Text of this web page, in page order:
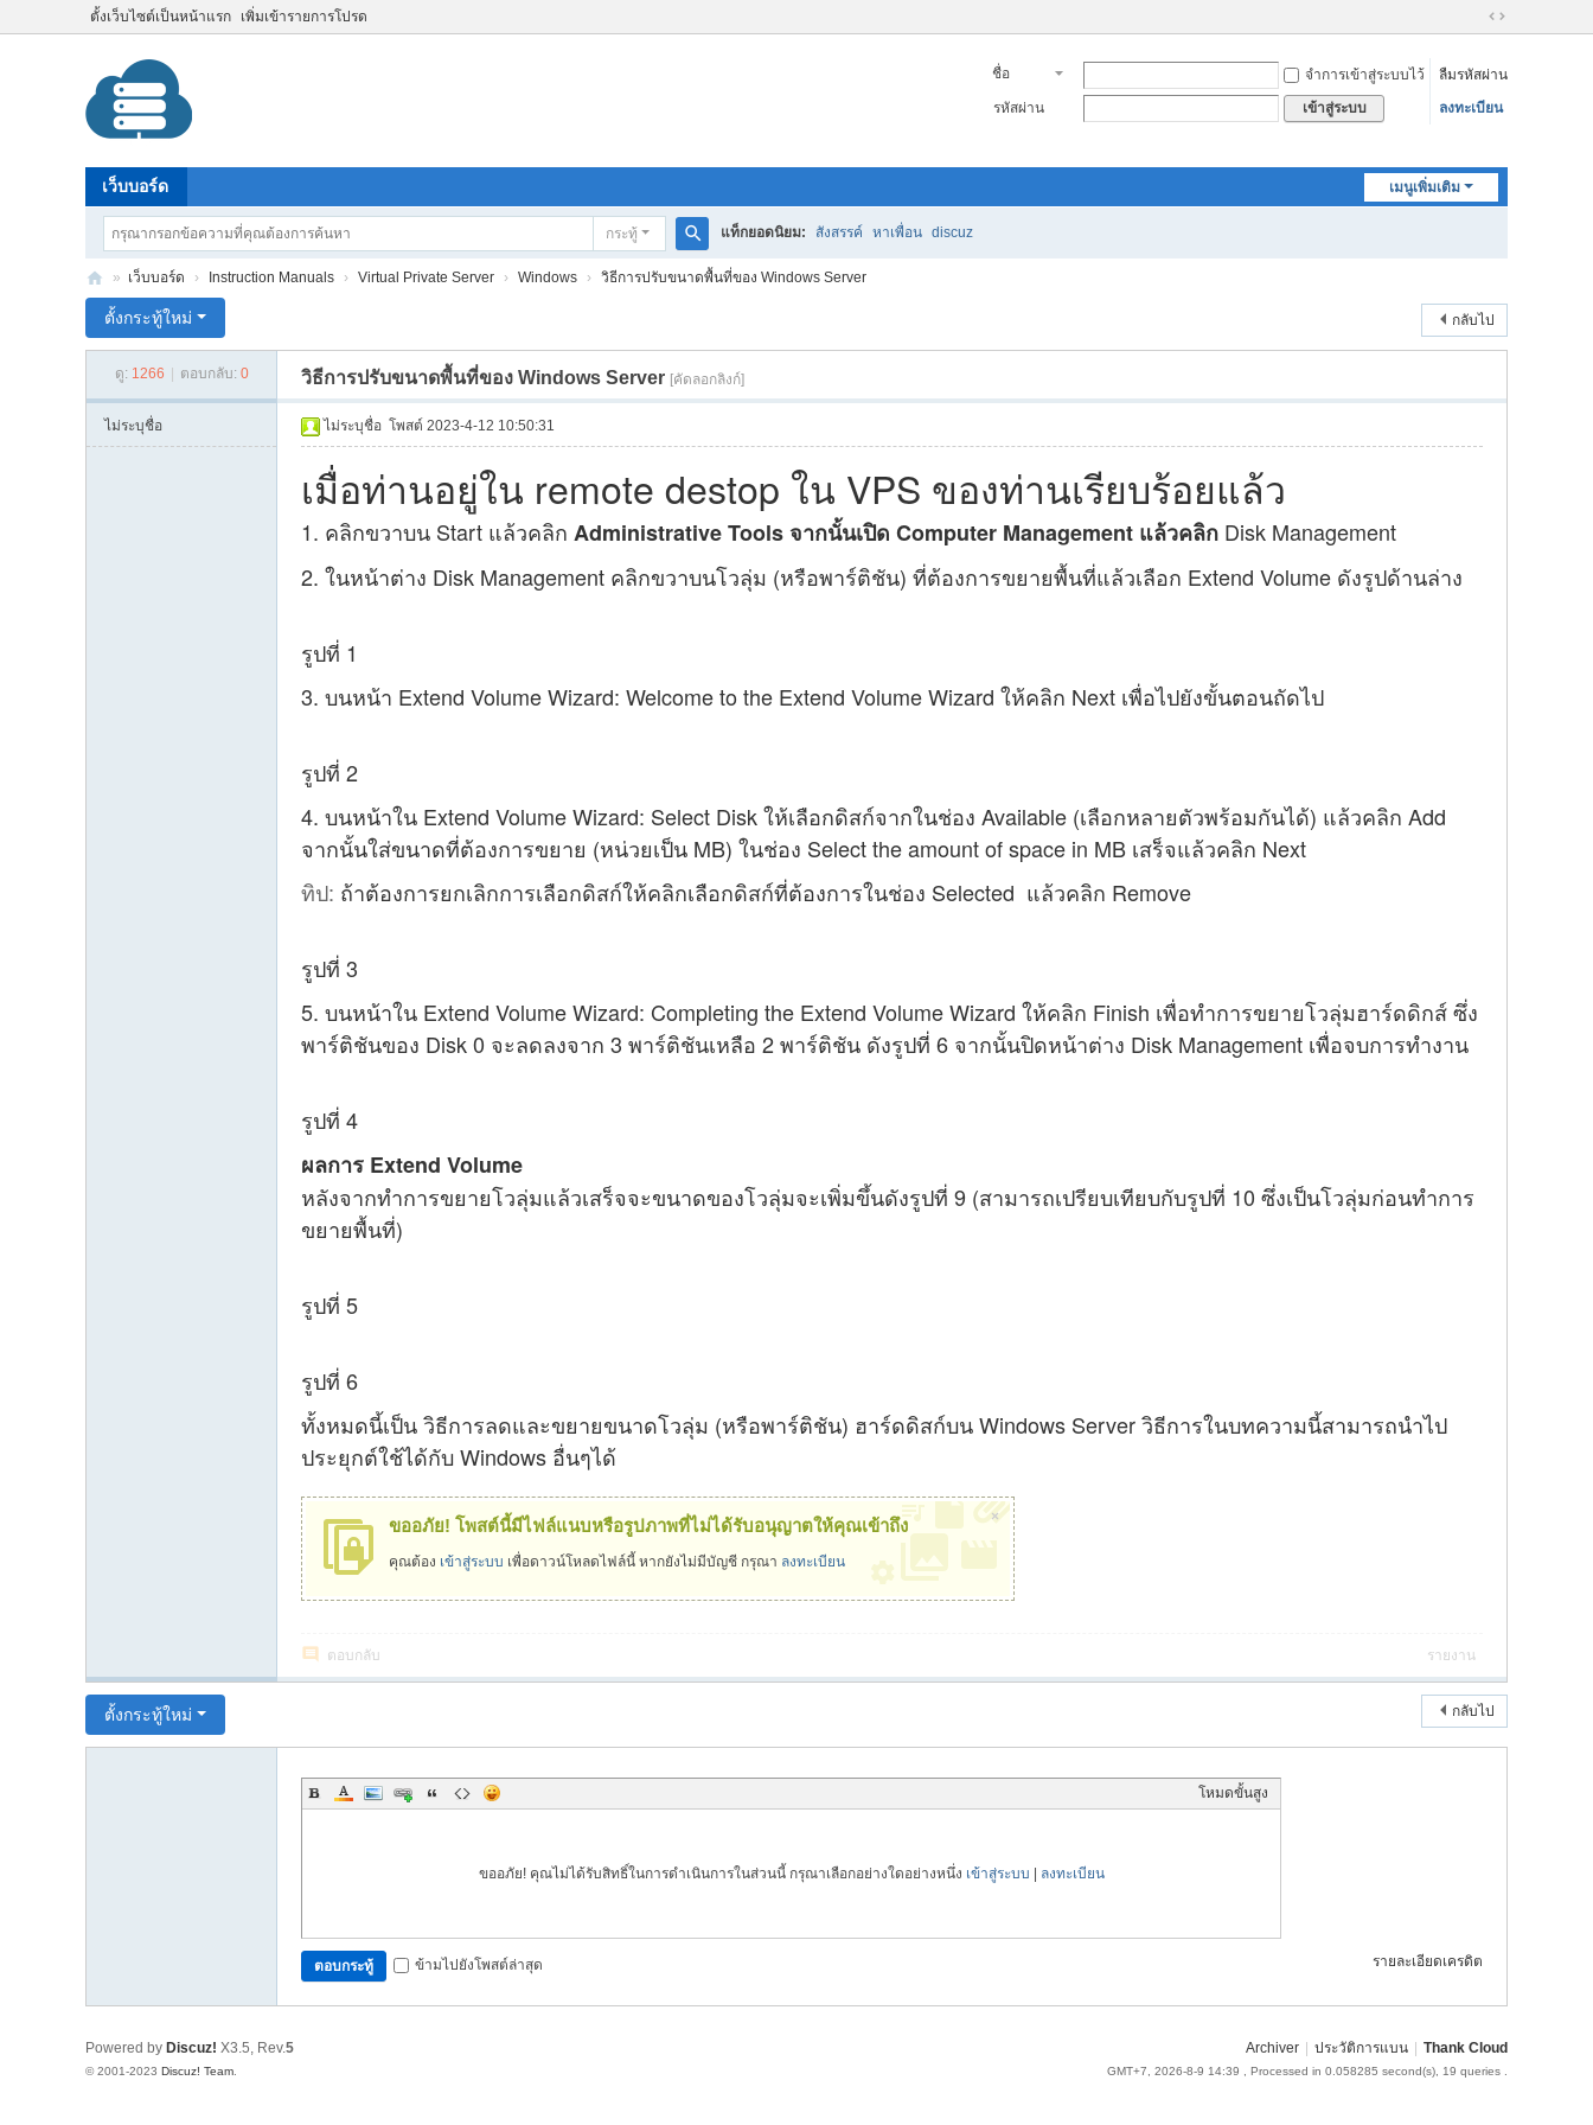
ตั้งเว็บไซต์เป็นหน้าแรก เพิ่มเข้ารายการโปรด
ข
า
ด
ก
า
ชื่อ
สมาชิก
จำการเข้าสู่ระบบไว้
ลืมรหัสผ่าน
รหัสผ่าน
เข้าสู่ระบบ ลงทะเบียน
เมนูเพิ่มเติม
เว็บบอร์ด
กระทู้
ค
า
แท็กยอดนิยม: สังสรรค์ หาเพื่อน discuz
ha
Cl
ou
» เว็บบอร์ด › Instruction Manuals › Virtual Private Server › Windows › วิธีการปรับขนาดพื้นที่ของ Windows Server
กลับไป
ตั้งกระทู้ใหม่
ดู: 1266 ตอบกลับ: 0 วิธีการปรับขนาดพื้นที่ของ Windows Server [คัดลอกลิงก์]
ไม่ระบุชื่อ ไม่ระบุชื่อ โพสต์ 2023-4-12 10:50:31
เมื่อท่านอยู่ใน remote destop ใน VPS ของท่านเรียบร้อยแล้ว
1. คลิกขวาบน Start แล้วคลิก Administrative Tools จากนั้นเปิด Computer Management แล้วคลิก Disk Management
2. ในหน้าต่าง Disk Management คลิกขวาบนโวลุ่ม (หรือพาร์ติชัน) ที่ต้องการขยายพื้นที่แล้วเลือก Extend Volume ดังรูปด้านล่าง
รูปที่ 1
3. บนหน้า Extend Volume Wizard: Welcome to the Extend Volume Wizard ให้คลิก Next เพื่อไปยังขั้นตอนถัดไป
รูปที่ 2
4. บนหน้าใน Extend Volume Wizard: Select Disk ให้เลือกดิสก์จากในช่อง Available (เลือกหลายตัวพร้อมกันได้) แล้วคลิก Add
จากนั้นใส่ขนาดที่ต้องการขยาย (หน่วยเป็น MB) ในช่อง Select the amount of space in MB เสร็จแล้วคลิก Next
ทิป: ถ้าต้องการยกเลิกการเลือกดิสก์ให้คลิกเลือกดิสก์ที่ต้องการในช่อง Selected แล้วคลิก Remove
รูปที่ 3
5. บนหน้าใน Extend Volume Wizard: Completing the Extend Volume Wizard ให้คลิก Finish เพื่อทำการขยายโวลุ่มฮาร์ดดิกส์ ซึ่ง
พาร์ติชันของ Disk 0 จะลดลงจาก 3 พาร์ติชันเหลือ 2 พาร์ติชัน ดังรูปที่ 6 จากนั้นปิดหน้าต่าง Disk Management เพื่อจบการทำงาน
รูปที่ 4
ผลการ Extend Volume
หลังจากทำการขยายโวลุ่มแล้วเสร็จจะขนาดของโวลุ่มจะเพิ่มขึ้นดังรูปที่ 9 (สามารถเปรียบเทียบกับรูปที่ 10 ซึ่งเป็นโวลุ่มก่อนทำการ
ขยายพื้นที่)
รูปที่ 5
รูปที่ 6
ทั้งหมดนี้เป็น วิธีการลดและขยายขนาดโวลุ่ม (หรือพาร์ติชัน) ฮาร์ดดิสก์บน Windows Server วิธีการในบทความนี้สามารถนำไป
ประยุกต์ใช้ได้กับ Windows อื่นๆได้
ขออภัย! โพสต์นี้มีไฟล์แนบหรือรูปภาพที่ไม่ได้รับอนุญาตให้คุณเข้าถึง
คุณต้อง เข้าสู่ระบบ เพื่อดาวน์โหลดไฟล์นี้ หากยังไม่มีบัญชี กรุณา ลงทะเบียน
×
ตอบกลับ รายงาน
กลับไป
ตั้งกระทู้ใหม่
โหมดขั้นสูง
ขออภัย! คุณไม่ได้รับสิทธิ์ในการดำเนินการในส่วนนี้ กรุณาเลือกอย่างใดอย่างหนึ่ง เข้าสู่ระบบ ลงทะเบียน
รายละเอียดเครดิต
ตอบกระทู้ ข้ามไปยังโพสต์ล่าสุด
Archiver ประวัติการแบน Thank Cloud
GMT+7, 2026-8-9 14:39 , Processed in 0.058285 second(s), 19 queries .
Powered by Discuz! X3.5, Rev.5
© 2001-2023 Discuz! Team